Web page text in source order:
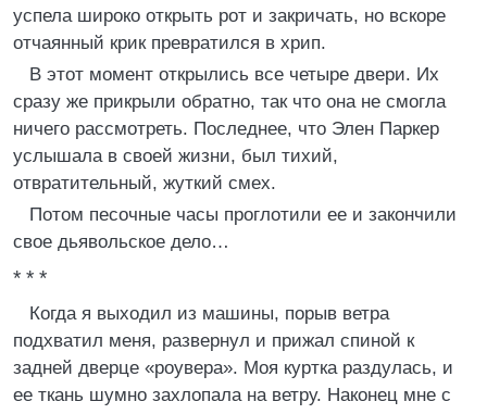
успела широко открыть рот и закричать, но вскоре
отчаянный крик превратился в хрип.
В этот момент открылись все четыре двери. Их
сразу же прикрыли обратно, так что она не смогла
ничего рассмотреть. Последнее, что Элен Паркер
услышала в своей жизни, был тихий,
отвратительный, жуткий смех.
Потом песочные часы проглотили ее и закончили
свое дьявольское дело…
* * *
Когда я выходил из машины, порыв ветра
подхватил меня, развернул и прижал спиной к
задней дверце «роувера». Моя куртка раздулась, и
ее ткань шумно захлопала на ветру. Наконец мне с